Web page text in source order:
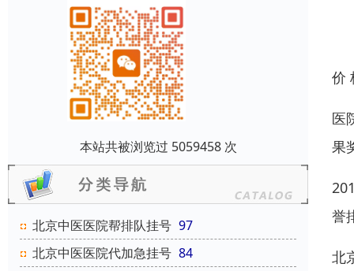
本站共被浏览过 5059458 次
北京中医医院帮排队挂号 97
北京中医医院代加急挂号 84
价
医
果
誉
北